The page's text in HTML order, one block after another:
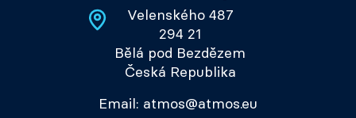
Velenského 487
294 21
Bělá pod Bezdězem
Česká Republika
Email: atmos@atmos.eu